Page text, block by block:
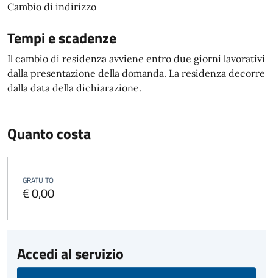
Cambio di indirizzo
Tempi e scadenze
Il cambio di residenza avviene entro due giorni lavorativi
dalla presentazione della domanda. La residenza decorre
dalla data della dichiarazione.
Quanto costa
GRATUITO
€ 0,00
Accedi al servizio